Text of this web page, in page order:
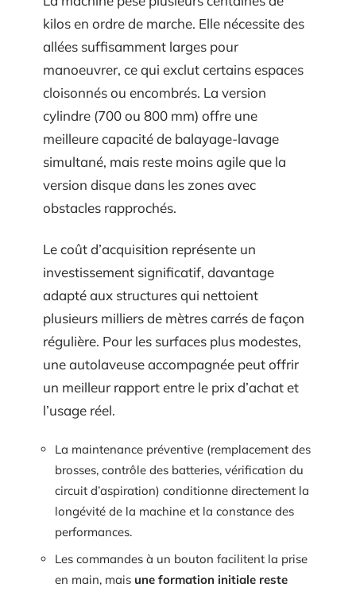
kilos en ordre de marche. Elle nécessite des
allées suffisamment larges pour
manoeuvrer, ce qui exclut certains espaces
cloisonnés ou encombrés. La version
cylindre (700 ou 800 mm) offre une
meilleure capacité de balayage-lavage
simultané, mais reste moins agile que la
version disque dans les zones avec
obstacles rapprochés.
Le coût d’acquisition représente un
investissement significatif, davantage
adapté aux structures qui nettoient
plusieurs milliers de mètres carrés de façon
régulière. Pour les surfaces plus modestes,
une autolaveuse accompagnée peut offrir
un meilleur rapport entre le prix d’achat et
l’usage réel.
La maintenance préventive (remplacement des
brosses, contrôle des batteries, vérification du
circuit d’aspiration) conditionne directement la
longévité de la machine et la constance des
performances.
Les commandes à un bouton facilitent la prise
en main, mais une formation initiale reste